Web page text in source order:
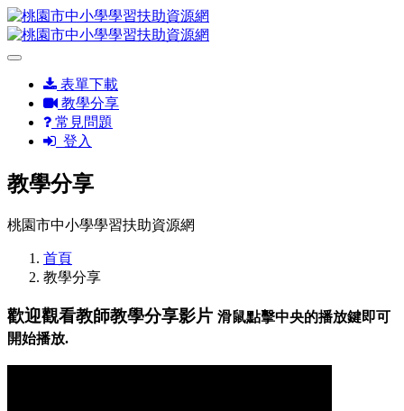
表單下載
教學分享
常見問題
登入
教學分享
桃園市中小學學習扶助資源網
首頁
教學分享
歡迎觀看教師教學分享影片 滑鼠點擊中央的播放鍵即可
開始播放.